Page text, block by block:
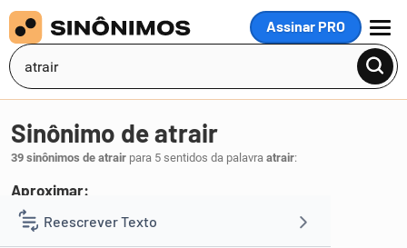
Assinar PRO
MENU
Reescrever Texto
Sinônimo de atrair
39 sinônimos de atrair para 5 sentidos da palavra atrair:
Aproximar:
1 aproximar,trazer